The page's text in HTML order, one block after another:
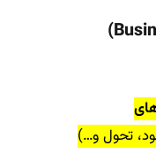
تحول و…)